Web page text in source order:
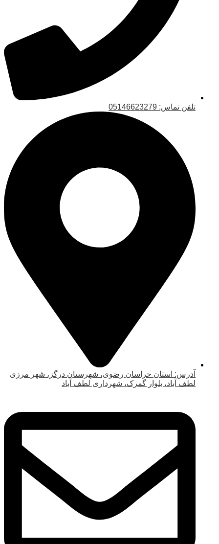
تلفن تماس: 05146623279
آدرس: استان خراسان رضوی، شهرستان درگز، شهر مرزی
لطف آباد، بلوار گمرک، شهرداری لطف آباد